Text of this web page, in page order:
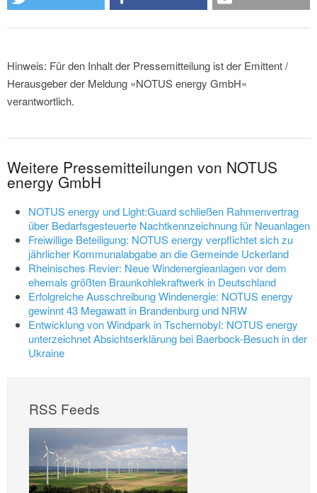
Hinweis: Für den Inhalt der Pressemitteilung ist der Emittent /
Herausgeber der Meldung »NOTUS energy GmbH«
verantwortlich.
Weitere Pressemitteilungen von NOTUS
energy GmbH
NOTUS energy und Light:Guard schließen Rahmenvertrag
über Bedarfsgesteuerte Nachtkennzeichnung für Neuanlagen
Freiwillige Beteiligung: NOTUS energy verpflichtet sich zu
jährlicher Kommunalabgabe an die Gemeinde Uckerland
Rheinisches Revier: Neue Windenergieanlagen vor dem
ehemals größten Braunkohlekraftwerk in Deutschland
Erfolgreiche Ausschreibung Windenergie: NOTUS energy
gewinnt 43 Megawatt in Brandenburg und NRW
Entwicklung von Windpark in Tschernobyl: NOTUS energy
unterzeichnet Absichtserklärung bei Baerbock-Besuch in der
Ukraine
RSS Feeds